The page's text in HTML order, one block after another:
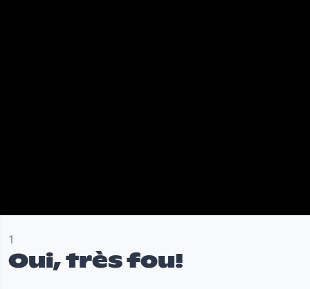
1
Oui, très fou!